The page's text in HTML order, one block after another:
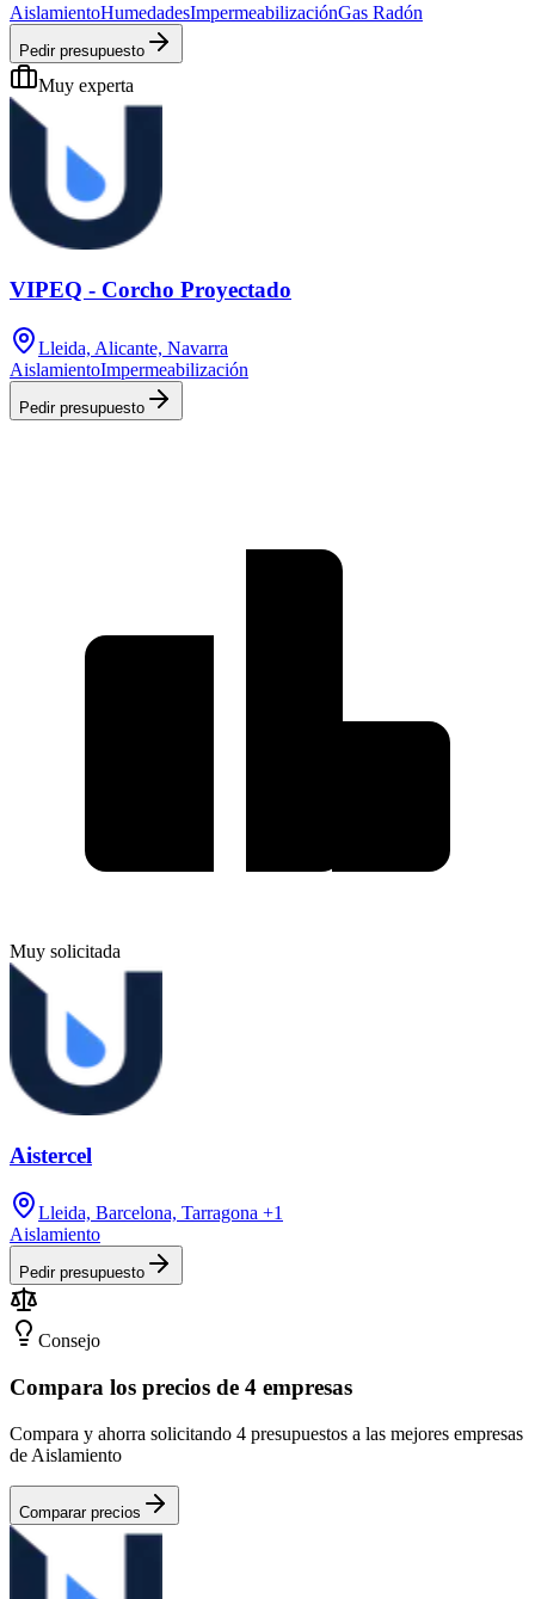
AislamientoHumedadesImpermeabilizaciónGas Radón
Pedir presupuesto
Muy experta
VIPEQ - Corcho Proyectado
Lleida, Alicante, Navarra
AislamientoImpermeabilización
Pedir presupuesto
Muy solicitada
Aistercel
Lleida, Barcelona, Tarragona +1
Aislamiento
Pedir presupuesto
Consejo
Compara los precios de 4 empresas
Compara y ahorra solicitando 4 presupuestos a las mejores empresas
de Aislamiento
Comparar precios